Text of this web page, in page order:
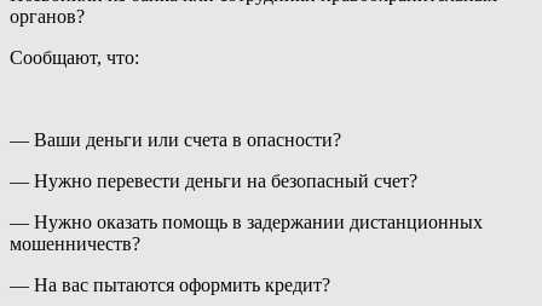
органов?
Сообщают, что:
— Ваши деньги или счета в опасности?
— Нужно перевести деньги на безопасный счет?
— Нужно оказать помощь в задержании дистанционных
мошенничеств?
— На вас пытаются оформить кредит?